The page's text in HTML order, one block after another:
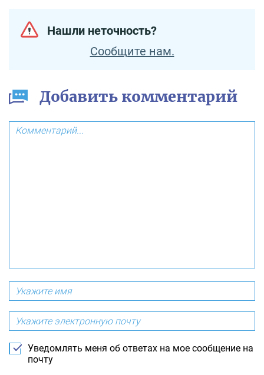
Нашли неточность?
Сообщите нам.
Добавить комментарий
Уведомлять меня об ответах на мое сообщение на
почту